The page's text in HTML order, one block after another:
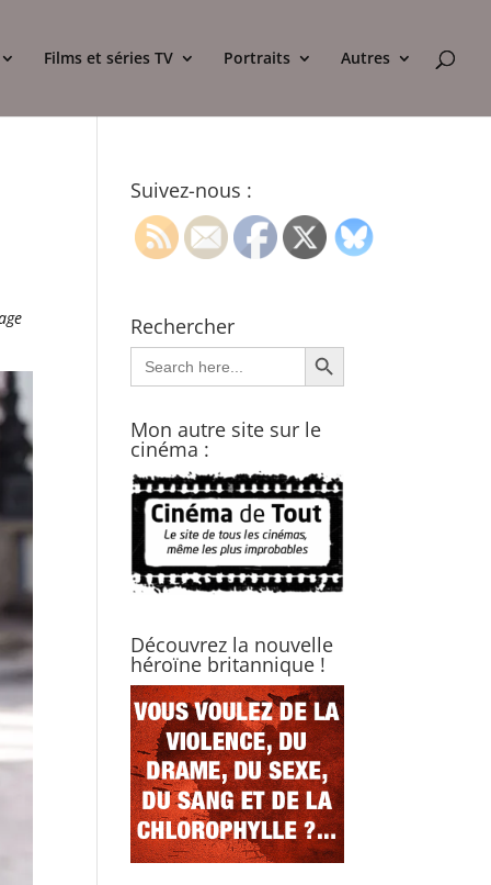
Films et séries TV Portraits Autres
Suivez-nous :
Rechercher
Search
for:
Search Button
Mon autre site sur le
cinéma :
Découvrez la nouvelle
héroïne britannique !